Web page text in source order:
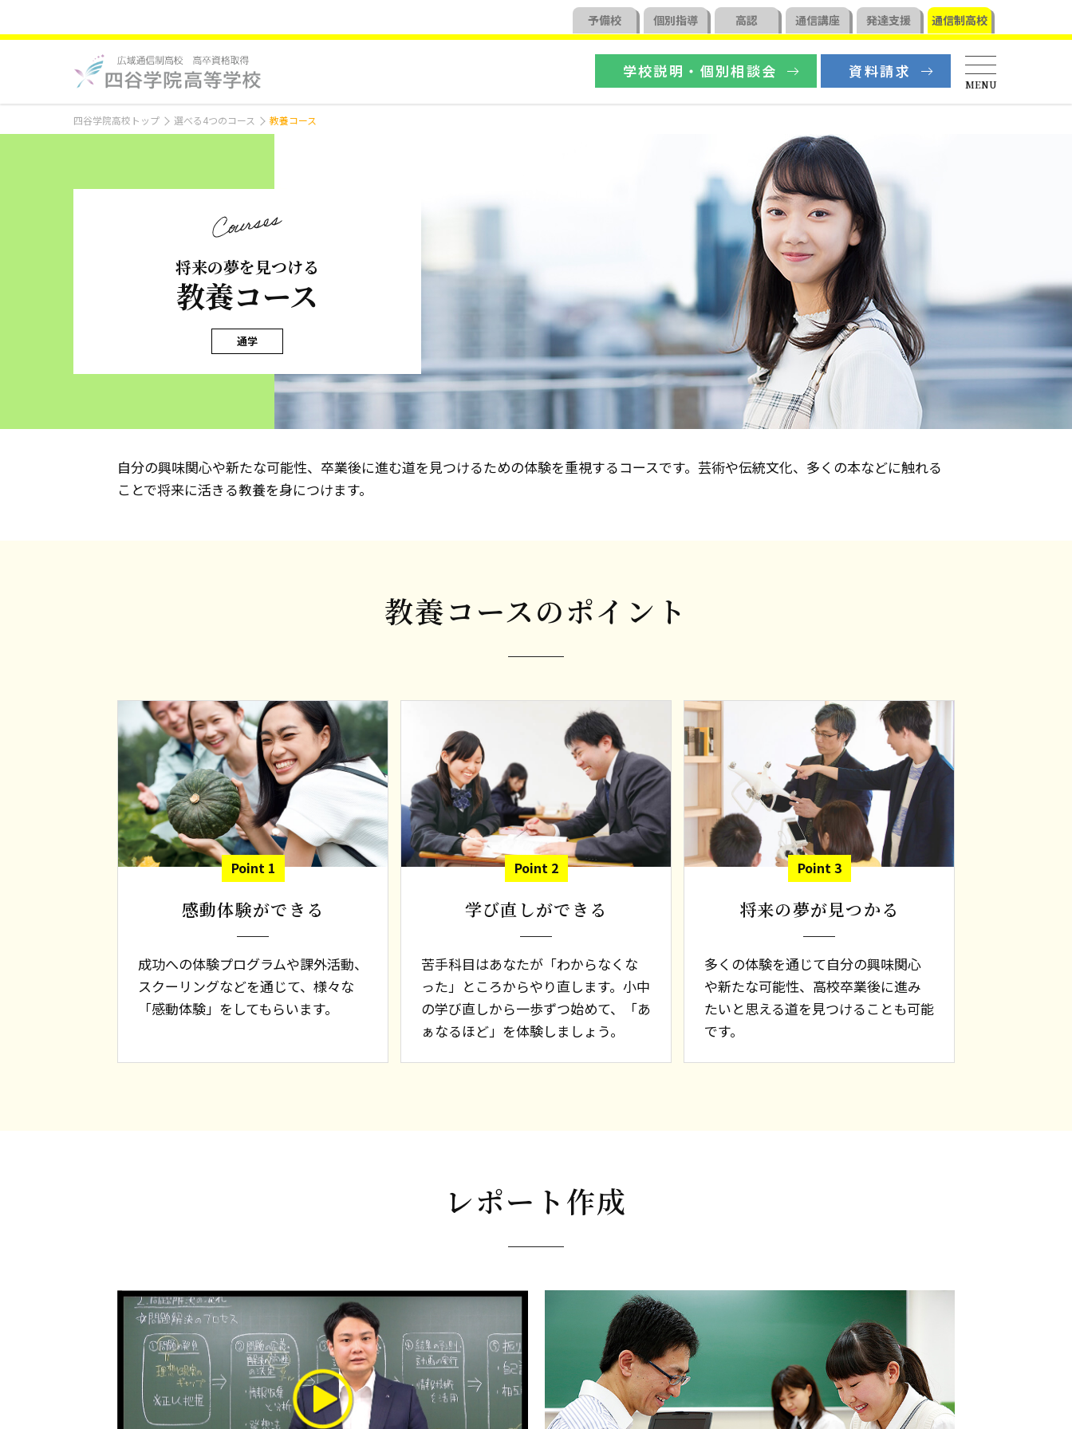
予備校 個別指導 高認 通信講座 発達支援 通信制高校
学校説明・個別相談会 資料請求
MENU
四谷学院高校トップ 選べる4つのコース 教養コース
将来の夢を見つける
教養コース
通学
自分の興味関心や新たな可能性、卒業後に進む道を見つけるための体験を重視するコースです。芸術や伝統文化、多くの本などに触れる
ことで将来に活きる教養を身につけます。
教養コースのポイント
Point 1
感動体験ができる
成功への体験プログラムや課外活動、
スクーリングなどを通じて、様々な
「感動体験」をしてもらいます。
Point 2
学び直しができる
苦手科目はあなたが「わからなくな
った」ところからやり直します。小中
の学び直しから一歩ずつ始めて、「あ
ぁなるほど」を体験しましょう。
Point 3
将来の夢が見つかる
多くの体験を通じて自分の興味関心
や新たな可能性、高校卒業後に進み
たいと思える道を見つけることも可能
です。
レポート作成